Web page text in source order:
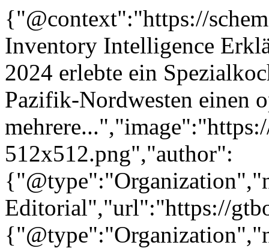
{"@context":"https://
Inventory Intelligence
2024 erlebte ein
Pazifik-Nordwesten einen
512x512.png","author":
Editorial","url":"https://